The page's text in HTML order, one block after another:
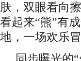
肤，双眼看向
看起来“熊”有
地，一场欢乐
同步曝光的